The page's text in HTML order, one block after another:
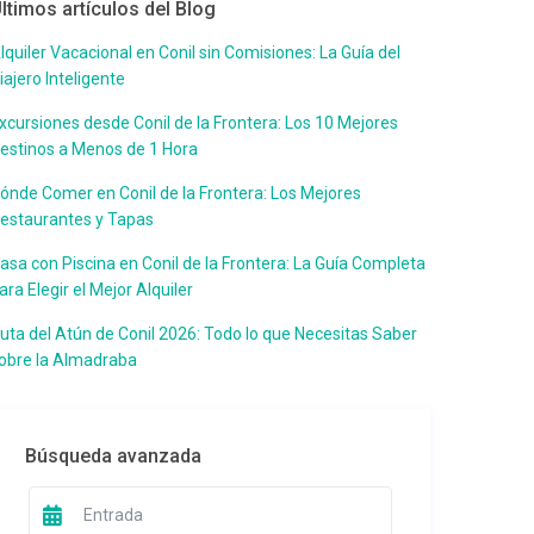
artículos del Blog
Vacacional en Conil sin Comisiones: La Guía del
Inteligente
desde Conil de la Frontera: Los 10 Mejores
a Menos de 1 Hora
Comer en Conil de la Frontera: Los Mejores
y Tapas
con Piscina en Conil de la Frontera: La Guía Completa
Elegir el Mejor Alquiler
del Atún de Conil 2026: Todo lo que Necesitas Saber
la Almadraba
Búsqueda avanzada